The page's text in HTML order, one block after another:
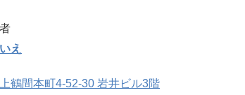
え
鶴間本町4-52-30 岩井ビル3階